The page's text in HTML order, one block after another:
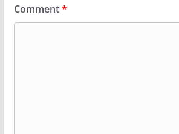
Comment*